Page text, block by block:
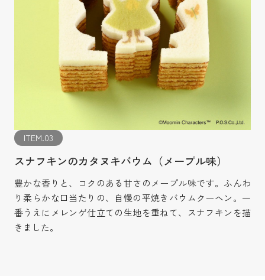
ITEM.03
スナフキンのカタヌキバウム（メープル味）
豊かな香りと、コクのある甘さのメープル味です。ふんわ
り柔らかな口当たりの、自慢の平焼きバウムクーヘン。一
番うえにメレンゲ仕立ての生地を重ねて、スナフキンを描
きました。